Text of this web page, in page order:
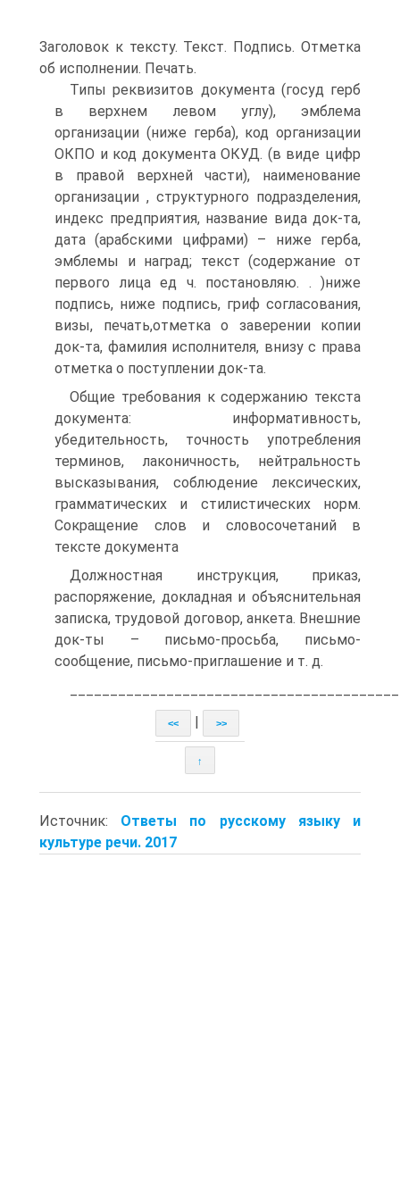
Заголовок к тексту. Текст. Подпись. Отметка
об исполнении. Печать.
Типы реквизитов документа (госуд герб
в верхнем левом углу), эмблема
организации (ниже герба), код организации
ОКПО и код документа ОКУД. (в виде цифр
в правой верхней части), наименование
организации , структурного подразделения,
индекс предприятия, название вида док-та,
дата (арабскими цифрами) – ниже герба,
эмблемы и наград; текст (содержание от
первого лица ед ч. постановляю. . )ниже
подпись, ниже подпись, гриф согласования,
визы, печать,отметка о заверении копии
док-та, фамилия исполнителя, внизу с права
отметка о поступлении док-та.
Общие требования к содержанию текста
документа: информативность,
убедительность, точность употребления
терминов, лаконичность, нейтральность
высказывания, соблюдение лексических,
грамматических и стилистических норм.
Сокращение слов и словосочетаний в
тексте документа
Должностная инструкция, приказ,
распоряжение, докладная и объяснительная
записка, трудовой договор, анкета. Внешние
док-ты – письмо-просьба, письмо-
сообщение, письмо-приглашение и т. д.
<< >>
↑
Источник: Ответы по русскому языку и
культуре речи. 2017